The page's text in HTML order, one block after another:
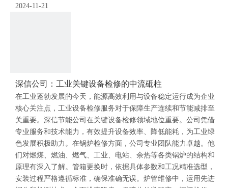
2024-11-21
深信公司：工业关键设备检修的中流砥柱
在工业蓬勃发展的今天，能源高效利用与设备稳定运行成为企业
核心关注点，工业设备检修服务对于保障生产连续和节能减排至
关重要。深信节能公司在关键设备检修领域地位重要。公司凭借
专业服务和技术能力，有效提升设备效率、降低能耗，为工业绿
色发展积极助力。在锅炉检修方面，公司专业团队能力卓越。他
们对燃煤、燃油、燃气、工业、电站、余热等各类锅炉的结构和
原理有深入了解。管箱更换时，依据具体参数和工况精准选型，
安装过程严格遵循标准，确保准确无误。炉管维修中，运用先进